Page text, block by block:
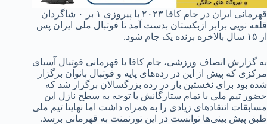
قهرمانی ایران در جام کافا ۲۰۲۳ با پیروزی ۱ بر ۰ شاگردان
قلعه نویی برابر ازبکستان بدست آمد تا فوتبال ملی ایران پس
از ۱۵ سال بالاخره برنده یک جام شود.
به گزارش انصاف ورزشی، جام کافا یا قهرمانی فوتبال آسیای
مرکزی که پیش از این در رده‌های پایه و فوتبال بانوان برگزار
شده بود برای نخستین بار در رده بزرگسالان برگزار شد که
حضور تیم ملی با تمام ستارگانش با توجه به سطح نازل این
مسابقات انتقادهای زیادی را به همراه داشت اما نهایتا تیم ملی
طبق پیش بینی‌ها توانست در این تورنمنت به قهرمانی برسد.